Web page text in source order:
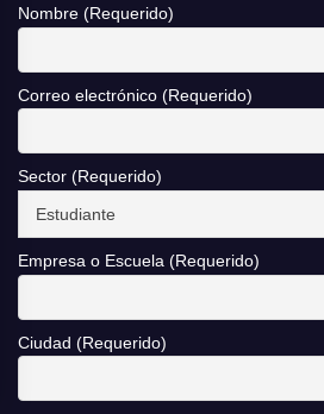
Nombre (Requerido)
Correo electrónico (Requerido)
Sector (Requerido)
Empresa o Escuela (Requerido)
Ciudad (Requerido)